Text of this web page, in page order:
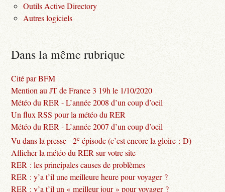
Outils Active Directory
Autres logiciels
Dans la même rubrique
Cité par BFM
Mention au JT de France 3 19h le 1/10/2020
Météo du RER - L’année 2008 d’un coup d’oeil
Un flux RSS pour la météo du RER
Météo du RER - L’année 2007 d’un coup d’oeil
Vu dans la presse - 2e épisode (c’est encore la gloire :-D)
Afficher la météo du RER sur votre site
RER : les principales causes de problèmes
RER : y’a t’il une meilleure heure pour voyager ?
RER : y’a t’il un « meilleur jour » pour voyager ?